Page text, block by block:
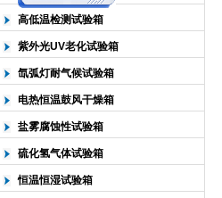
高低温检测试验箱
紫外光UV老化试验箱
氙弧灯耐气候试验箱
电热恒温鼓风干燥箱
盐雾腐蚀性试验箱
硫化氢气体试验箱
恒温恒湿试验箱